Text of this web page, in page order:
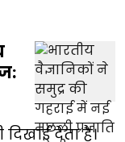
देता है।